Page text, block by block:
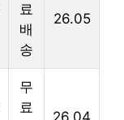
료
배
송
26.05
무
료
26.04